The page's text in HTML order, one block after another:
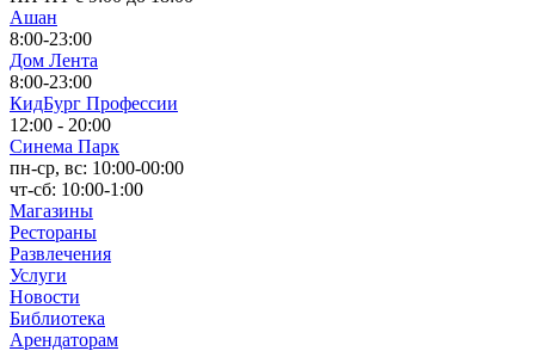
Ашан
8:00-23:00
Дом Лента
8:00-23:00
КидБург Профессии
12:00 - 20:00
Синема Парк
пн-ср, вс: 10:00-00:00
чт-сб: 10:00-1:00
Магазины
Рестораны
Развлечения
Услуги
Новости
Библиотека
Арендаторам